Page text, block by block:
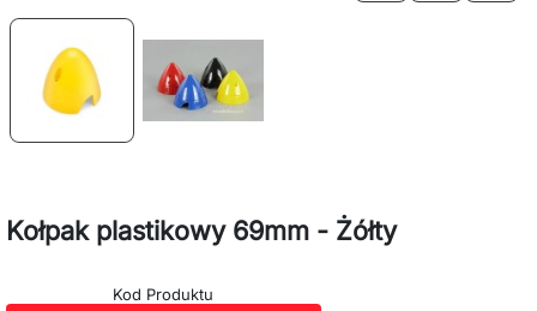
Kołpak plastikowy 69mm - Żółty
Kod Produktu